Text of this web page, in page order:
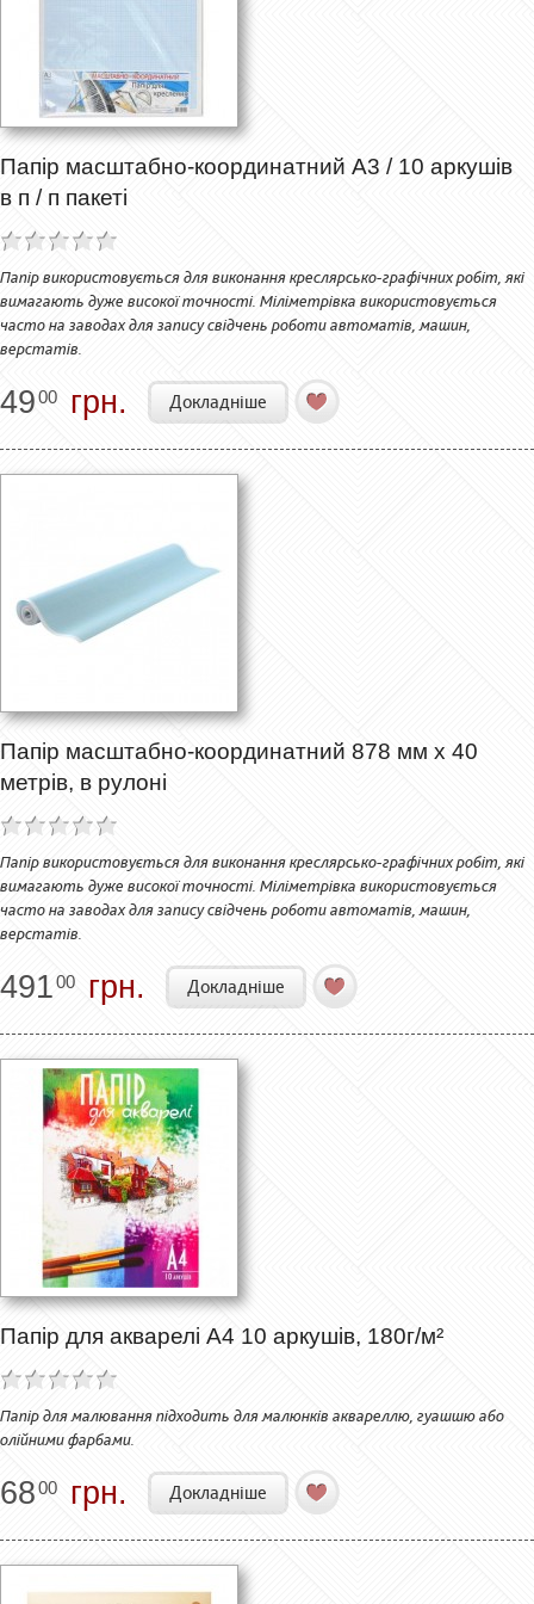
Папір масштабно-координатний А3 / 10 аркушів
в п / п пакеті
Папір використовується для виконання креслярсько-графічних робіт, які
вимагають дуже високої точності. Міліметрівка використовується
часто на заводах для запису свідчень роботи автоматів, машин,
верстатів.
4900 грн. Докладніше
Папір масштабно-координатний 878 мм х 40
метрів, в рулоні
Папір використовується для виконання креслярсько-графічних робіт, які
вимагають дуже високої точності. Міліметрівка використовується
часто на заводах для запису свідчень роботи автоматів, машин,
верстатів.
49100 грн. Докладніше
Папір для акварелі А4 10 аркушів, 180г/м²
Папір для малювання підходить для малюнків аквареллю, гуашшю або
олійними фарбами.
6800 грн. Докладніше